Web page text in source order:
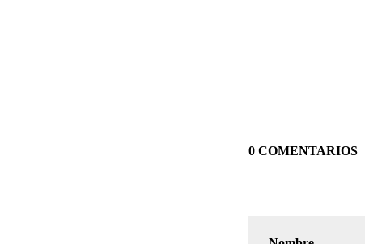
0 COMENTARIOS